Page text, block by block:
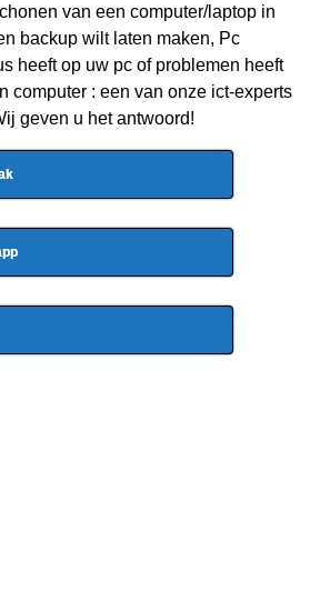
van een computer/laptop in
backup wilt laten maken, Pc
heeft op uw pc of problemen heeft
computer : een van onze ict-experts
geven u het antwoord!